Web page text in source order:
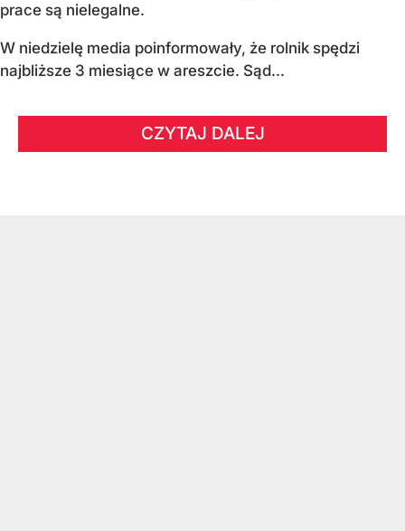
prace są nielegalne.
W niedzielę media poinformowały, że rolnik spędzi
najbliższe 3 miesiące w areszcie. Sąd...
CZYTAJ DALEJ